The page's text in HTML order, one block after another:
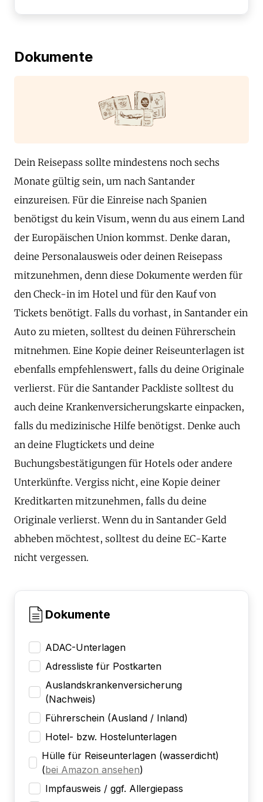
Dokumente
Dein Reisepass sollte mindestens noch sechs
Monate gültig sein, um nach Santander
einzureisen. Für die Einreise nach Spanien
benötigst du kein Visum, wenn du aus einem Land
der Europäischen Union kommst. Denke daran,
deine Personalausweis oder deinen Reisepass
mitzunehmen, denn diese Dokumente werden für
den Check-in im Hotel und für den Kauf von
Tickets benötigt. Falls du vorhast, in Santander ein
Auto zu mieten, solltest du deinen Führerschein
mitnehmen. Eine Kopie deiner Reiseunterlagen ist
ebenfalls empfehlenswert, falls du deine Originale
verlierst. Für die Santander Packliste solltest du
auch deine Krankenversicherungskarte einpacken,
falls du medizinische Hilfe benötigst. Denke auch
an deine Flugtickets und deine
Buchungsbestätigungen für Hotels oder andere
Unterkünfte. Vergiss nicht, eine Kopie deiner
Kreditkarten mitzunehmen, falls du deine
Originale verlierst. Wenn du in Santander Geld
abheben möchtest, solltest du deine EC-Karte
nicht vergessen.
Dokumente
ADAC-Unterlagen
Adressliste für Postkarten
Auslandskrankenversicherung
(Nachweis)
Führerschein (Ausland / Inland)
Hotel- bzw. Hostelunterlagen
Hülle für Reiseunterlagen (wasserdicht)
(bei Amazon ansehen)
Impfausweis / ggf. Allergiepass